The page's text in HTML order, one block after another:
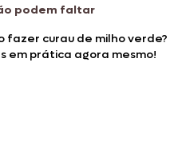
podem faltar
fazer curau de milho verde?
em prática agora mesmo!